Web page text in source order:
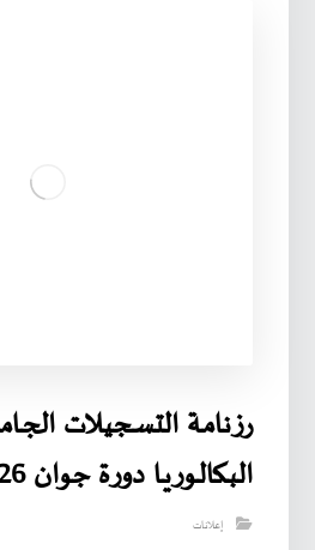
رزنامـة التسـجيـلات
البـكالـوريـا دورة جوان 2026
إعلانات